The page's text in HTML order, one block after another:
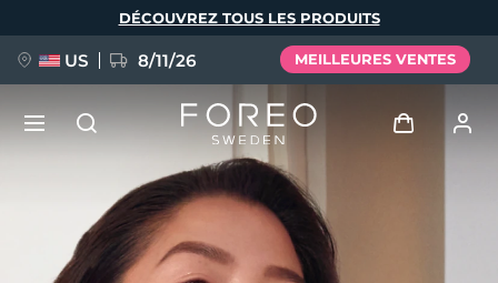
DÉCOUVREZ TOUS LES PRODUITS
US 8/11/26 MEILLEURES VENTES
Profil de l'utilisateur
NOUVEAU
BREAKING NEWS
Langue